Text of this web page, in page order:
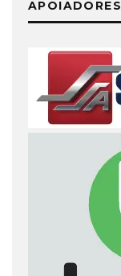
APOIADORES